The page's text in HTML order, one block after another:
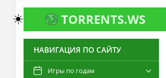
TORRENTS.WS
НАВИГАЦИЯ ПО САЙТУ
Игры по годам
3.0
☀️